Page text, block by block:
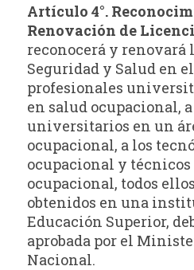
Artículo 4°.
Renovación de
reconocerá y renovará
Seguridad y Salud en
profesionales
en salud ocupacional,
universitarios en un
ocupacional, a los
ocupacional y técnicos
ocupacional, todos
obtenidos en una
Educación Superior,
aprobada por el
Nacional.